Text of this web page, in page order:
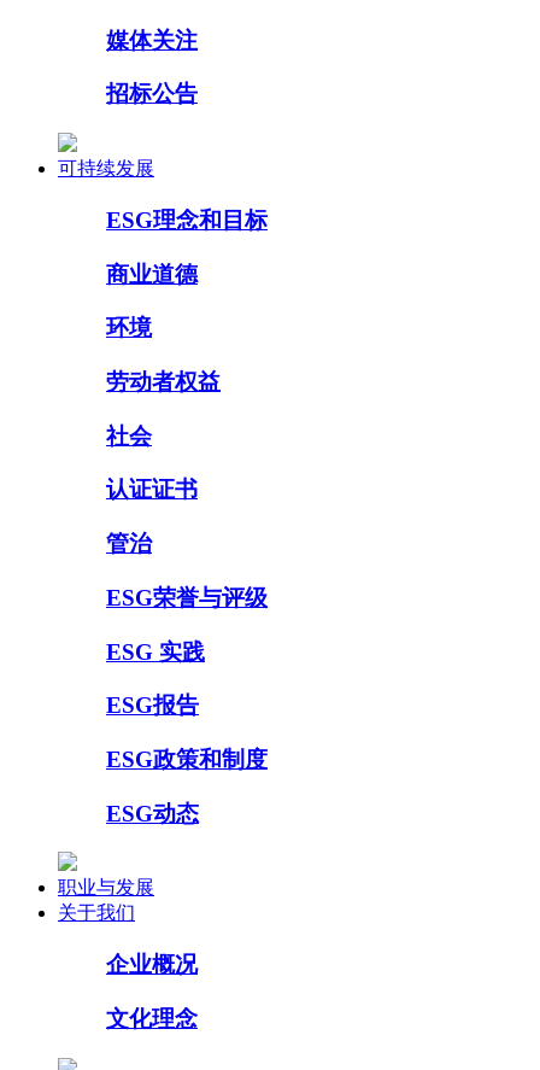
媒体关注
招标公告
可持续发展
ESG理念和目标
商业道德
环境
劳动者权益
社会
认证证书
管治
ESG荣誉与评级
ESG 实践
ESG报告
ESG政策和制度
ESG动态
职业与发展
关于我们
企业概况
文化理念